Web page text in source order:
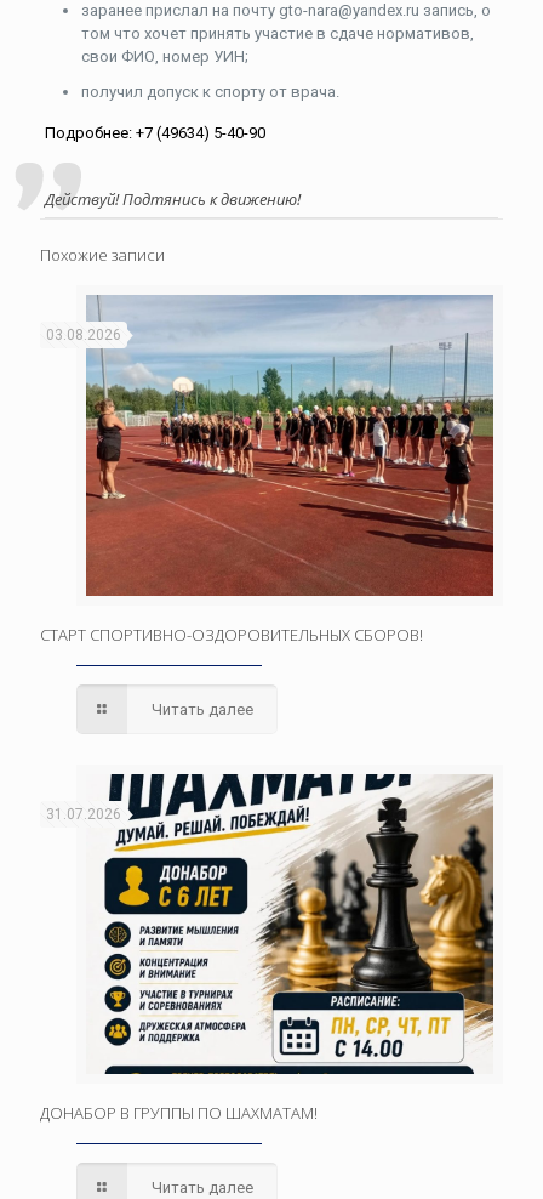
заранее прислал на почту gto-nara@yandex.ru запись, о
том что хочет принять участие в сдаче нормативов,
свои ФИО, номер УИН;
получил допуск к спорту от врача.
Подробнее: +7 (49634) 5-40-90
Действуй! Подтянись к движению!
Похожие записи
03.08.2026
СТАРТ СПОРТИВНО-ОЗДОРОВИТЕЛЬНЫХ СБОРОВ!
Читать далее
31.07.2026
ДОНАБОР В ГРУППЫ ПО ШАХМАТАМ!
Читать далее